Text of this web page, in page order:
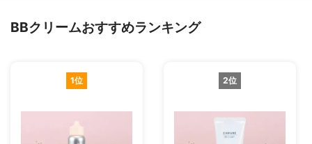
BBクリームおすすめランキング
1位 2位